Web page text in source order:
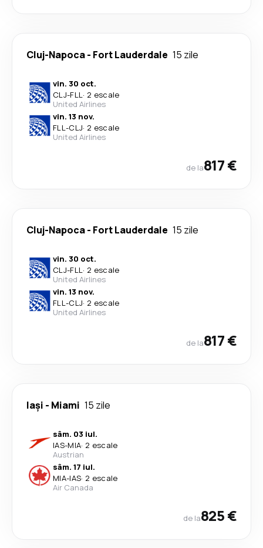
Cluj-Napoca- Fort Lauderdale 15 zile
vin. 30 oct.
CLJ-FLL· 2 escale
United Airlines
vin. 13 nov.
FLL-CLJ· 2 escale
United Airlines
de la817 €
Cluj-Napoca- Fort Lauderdale 15 zile
vin. 30 oct.
CLJ-FLL· 2 escale
United Airlines
vin. 13 nov.
FLL-CLJ· 2 escale
United Airlines
de la817 €
Iași - Miami 15 zile
sâm. 03 iul.
IAS-MIA· 2 escale
Austrian
sâm. 17 iul.
MIA-IAS· 2 escale
Air Canada
de la825 €